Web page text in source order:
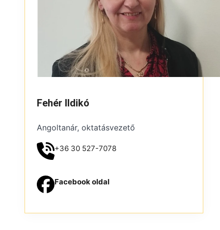
Fehér Ildikó
Angoltanár, oktatásvezető
+36 30 527-7078
Facebook oldal